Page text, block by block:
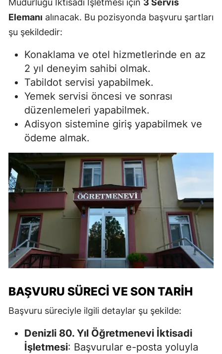
Elemanı alınacak. Bu pozisyonda başvuru şartları
şu şekildedir:
Konaklama ve otel hizmetlerinde en az
2 yıl deneyim sahibi olmak.
Tabildot servisi yapabilmek.
Yemek servisi öncesi ve sonrası
düzenlemeleri yapabilmek.
Adisyon sistemine giriş yapabilmek ve
ödeme almak.
BAŞVURU SÜRECI VE SON TARIH
Başvuru süreciyle ilgili detaylar şu şekilde:
Denizli 80. Yıl Öğretmenevi İktisadi
İşletmesi: Başvurular e-posta yoluyla